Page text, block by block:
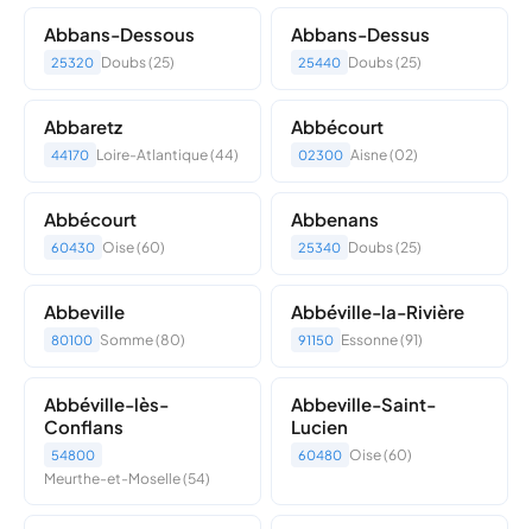
Abbans-Dessous
25320 Doubs (25)
Abbans-Dessus
25440 Doubs (25)
Abbaretz
44170 Loire-Atlantique (44)
Abbécourt
02300 Aisne (02)
Abbécourt
60430 Oise (60)
Abbenans
25340 Doubs (25)
Abbeville
80100 Somme (80)
Abbéville-la-Rivière
91150 Essonne (91)
Abbéville-lès-
Conflans
54800
Meurthe-et-Moselle (54)
Abbeville-Saint-
Lucien
60480 Oise (60)